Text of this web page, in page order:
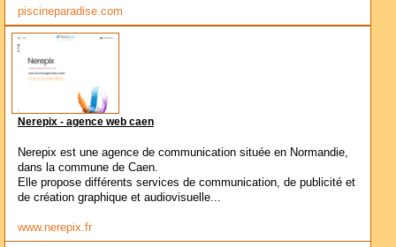
piscineparadise.com
Nerepix - agence web caen
Nerepix est une agence de communication située en Normandie,
dans la commune de Caen.
Elle propose différents services de communication, de publicité et
de création graphique et audiovisuelle...
www.nerepix.fr